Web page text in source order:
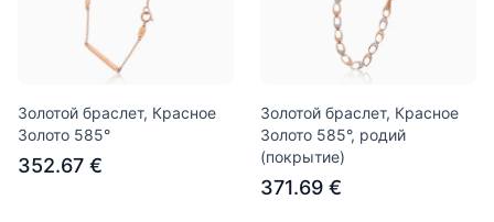
Золотой браслет, Красное
Золото 585°
352.67 €
Золотой браслет, Красное
Золото 585°, родий
(покрытие)
371.69 €